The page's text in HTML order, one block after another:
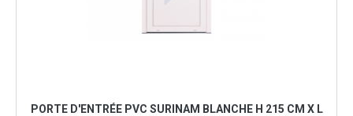
PORTE D'ENTRÉE PVC SURINAM BLANCHE H 215 CM X L